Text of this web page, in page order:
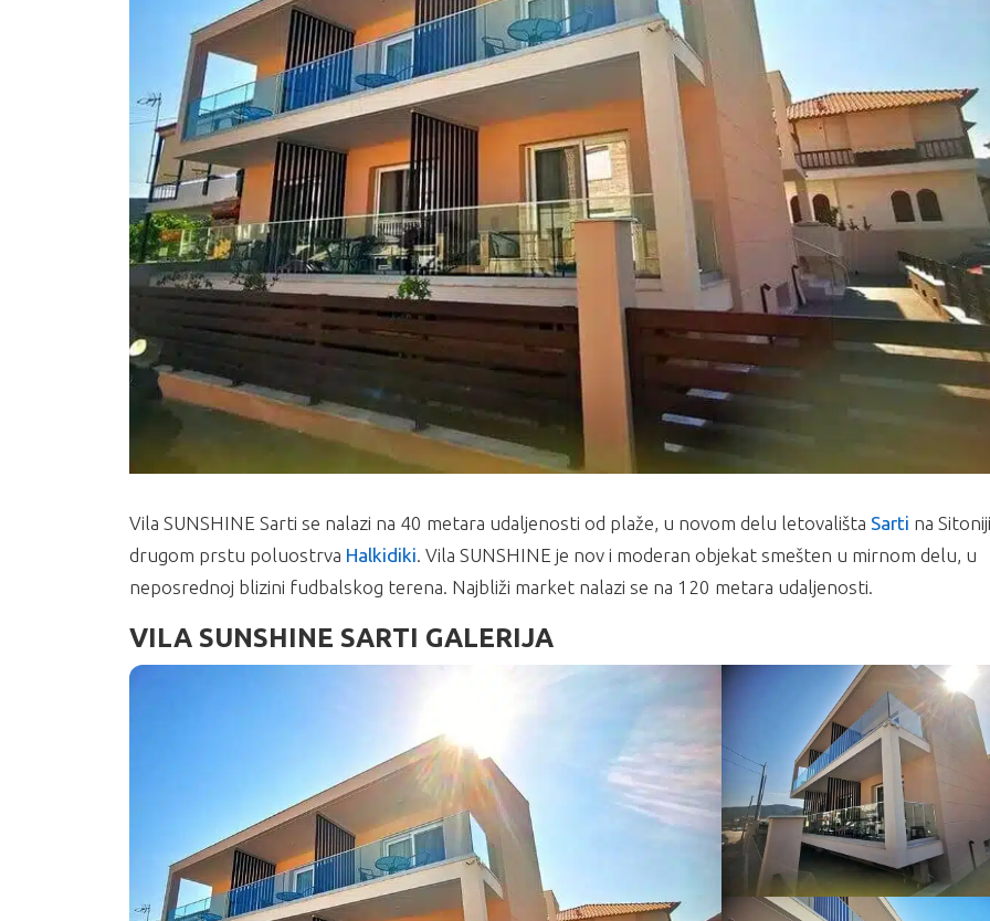
Vila SUNSHINE Sarti se nalazi na 40 metara udaljenosti od plaže, u novom delu letovališta Sarti na
drugom prstu poluostrva Halkidiki . Vila SUNSHINE je nov i moderan objekat smešten u mirnom delu, u
neposrednoj blizini fudbalskog terena. Najbliži market nalazi se na 120 metara udaljenosti.
VILA SUNSHINE SARTI GALERIJA